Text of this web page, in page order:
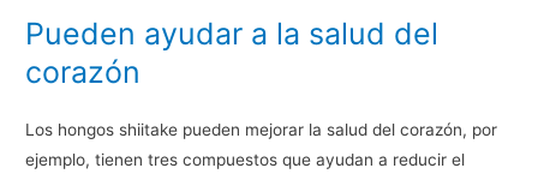
Pueden ayudar a la salud del
corazón
Los hongos shiitake pueden mejorar la salud del corazón, por
ejemplo, tienen tres compuestos que ayudan a reducir el